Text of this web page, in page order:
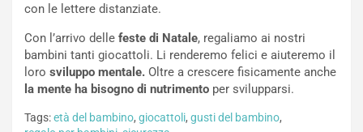
con le lettere distanziate.
Con l’arrivo delle feste di Natale, regaliamo ai nostri
bambini tanti giocattoli. Li renderemo felici e aiuteremo il
loro sviluppo mentale. Oltre a crescere fisicamente anche
la mente ha bisogno di nutrimento per svilupparsi.
Tags:età del bambino, giocattoli, gusti del bambino,